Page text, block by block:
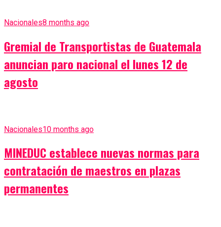
Nacionales8 months ago
Gremial de Transportistas de Guatemala
anuncian paro nacional el lunes 12 de
agosto
Nacionales10 months ago
MINEDUC establece nuevas normas para
contratación de maestros en plazas
permanentes